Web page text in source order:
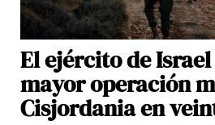
El ejército de
mayor operación
Cisjordania en